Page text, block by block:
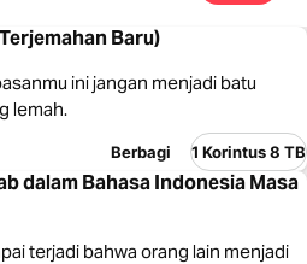
Baru)
ini jangan menjadi batu
lemah.
Berbagi 1 Korintus 8 TB
dalam Bahasa Indonesia Masa
terjadi bahwa orang lain menjadi